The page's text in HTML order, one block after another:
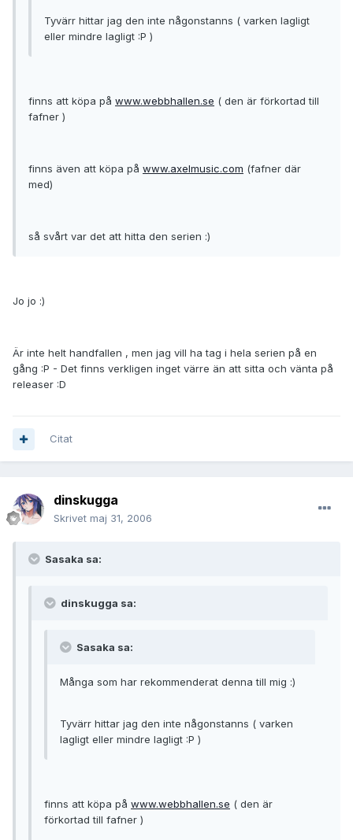
Tyvärr hittar jag den inte någonstanns ( varken lagligt
eller mindre lagligt :P )
finns att köpa på www.webbhallen.se ( den är förkortad till
fafner )
finns även att köpa på www.axelmusic.com (fafner där
med)
så svårt var det att hitta den serien :)
Jo jo :)
Är inte helt handfallen , men jag vill ha tag i hela serien på en
gång :P - Det finns verkligen inget värre än att sitta och vänta på
releaser :D
Citat
dinskugga
Skrivet maj 31, 2006
Sasaka sa:
dinskugga sa:
Sasaka sa:
Många som har rekommenderat denna till mig :)
Tyvärr hittar jag den inte någonstanns ( varken
lagligt eller mindre lagligt :P )
finns att köpa på www.webbhallen.se ( den är
förkortad till fafner )